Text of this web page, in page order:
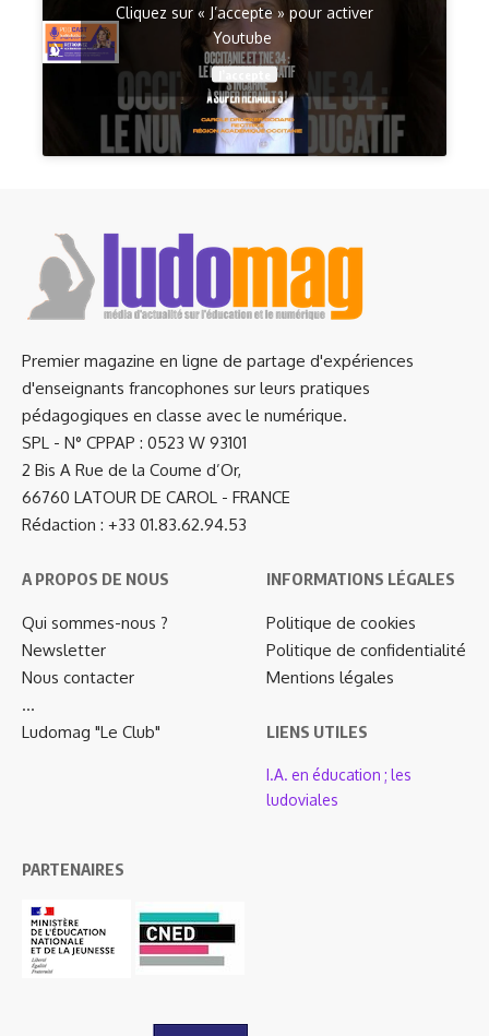
Cliquez sur « J’accepte » pour activer
Youtube
Premier magazine en ligne de partage d'expériences
d'enseignants francophones sur leurs pratiques
pédagogiques en classe avec le numérique.
SPL - N° CPPAP : 0523 W 93101
2 Bis A Rue de la Coume d’Or,
66760 LATOUR DE CAROL - FRANCE
Rédaction : +33 01.83.62.94.53
A PROPOS DE NOUS
Qui sommes-nous ?
Newsletter
Nous contacter
…
Ludomag "Le Club"
INFORMATIONS LÉGALES
Politique de cookies
Politique de confidentialité
Mentions légales
LIENS UTILES
I.A. en éducation ; les
ludoviales
PARTENAIRES